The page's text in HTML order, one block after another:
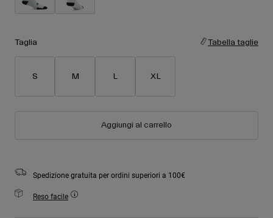
Sci Gara
Taglia Tabella taglie
S M L XL
Aggiungi al carrello
Spedizione gratuita per ordini superiori a 100€
Reso facile